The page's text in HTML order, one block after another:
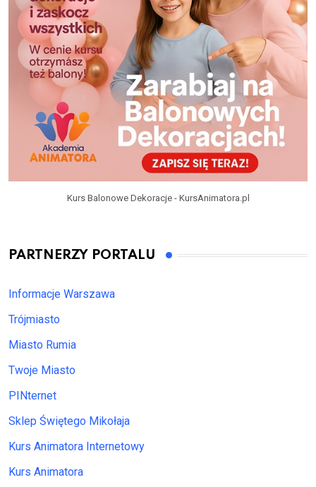
Kurs Balonowe Dekoracje - KursAnimatora.pl
PARTNERZY PORTALU
Informacje Warszawa
Trójmiasto
Miasto Rumia
Twoje Miasto
PINternet
Sklep Świętego Mikołaja
Kurs Animatora Internetowy
Kurs Animatora